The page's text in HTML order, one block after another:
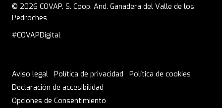
ENVÍOS A EUROPA DE 6 A 8 DÍAS
© 2026 COVAP. S. Coop. And. Ganadera del Valle de los
Pedroches
#COVAPDigital
Aviso legal Política de privacidad
Política de cookies
Declaración de accesibilidad
Opciones de Consentimiento